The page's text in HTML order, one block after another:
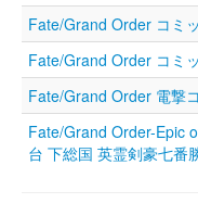
Fate/Grand Order コミ
Fate/Grand Order コミ
Fate/Grand Order 電撃
Fate/Grand Order-Epic
台 下総国 英霊剣豪七番